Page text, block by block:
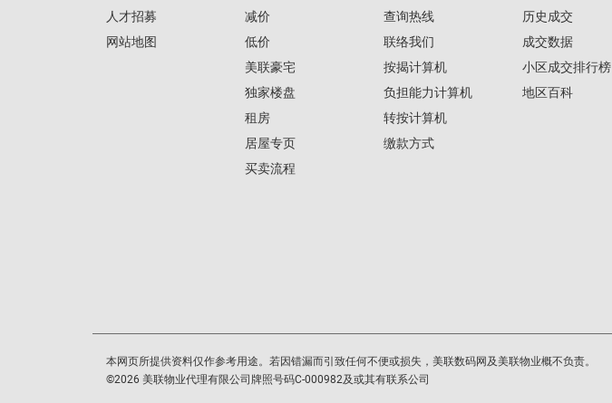
人才招募
网站地图
减价
低价
美联豪宅
独家楼盘
租房
居屋专页
买卖流程
查询热线
联络我们
按揭计算机
负担能力计算机
转按计算机
缴款方式
历史成交
成交数据
小区成交排行榜
地区百科
本网页所提供资料仅作参考用途。若因错漏而引致任何不便或损失，美联数码网及美联物业概不负责。
©2026 美联物业代理有限公司牌照号码C-000982及或其有联系公司